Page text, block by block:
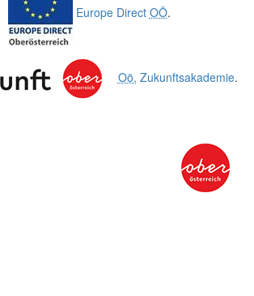
Europe Direct OÖ.
Oö. Zukunftsakademie.